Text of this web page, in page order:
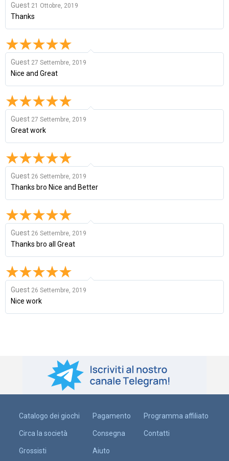
Guest 21 Ottobre, 2019
Thanks
Guest 27 Settembre, 2019
Nice and Great
Guest 27 Settembre, 2019
Great work
Guest 26 Settembre, 2019
Thanks bro Nice and Better
Guest 26 Settembre, 2019
Thanks bro all Great
Guest 26 Settembre, 2019
Nice work
Catalogo dei giochi
Circa la società
Grossisti
Pagamento
Consegna
Aiuto
Programma affiliato
Contatti